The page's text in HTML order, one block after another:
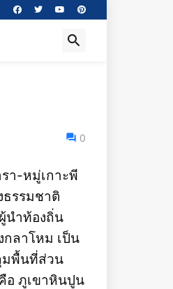
0
า-หมู่เกาะพี
ธรรมชาติ
นำท้องถิ่น
กลาโหม เป็น
มพื้นที่ส่วน
อ ภูเขาหินปูน